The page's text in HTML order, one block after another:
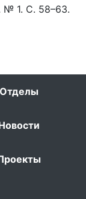
№ 1. С. 58–63.
Отделы